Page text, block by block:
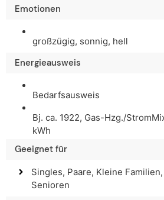
Emotionen
großzügig, sonnig, hell
Energieausweis
Bedarfsausweis
Bj. ca. 1922, Gas-Hzg./
kWh
Geeignet für
Singles, Paare, Kleine
Senioren